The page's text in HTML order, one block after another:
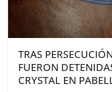
TRAS
FUERON
CRYSTAL EN